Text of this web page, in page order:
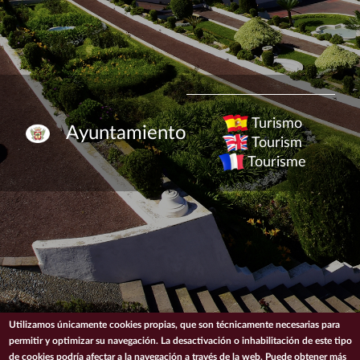
Ayuntamiento
Turismo
Tourism
Tourisme
Utilizamos únicamente cookies propias, que son técnicamente necesarias para
permitir y optimizar su navegación. La desactivación o inhabilitación de este tipo
de cookies podría afectar a la navegación a través de la web. Puede obtener más